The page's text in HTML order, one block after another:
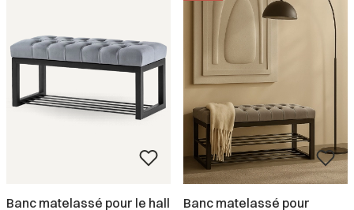
Banc matelassé pour le hall Banc matelassé pour